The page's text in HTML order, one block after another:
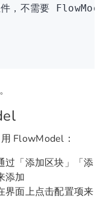
，不需要
。
FlowModel：
过「添加区块」「添
添加
界面上点击配置项来